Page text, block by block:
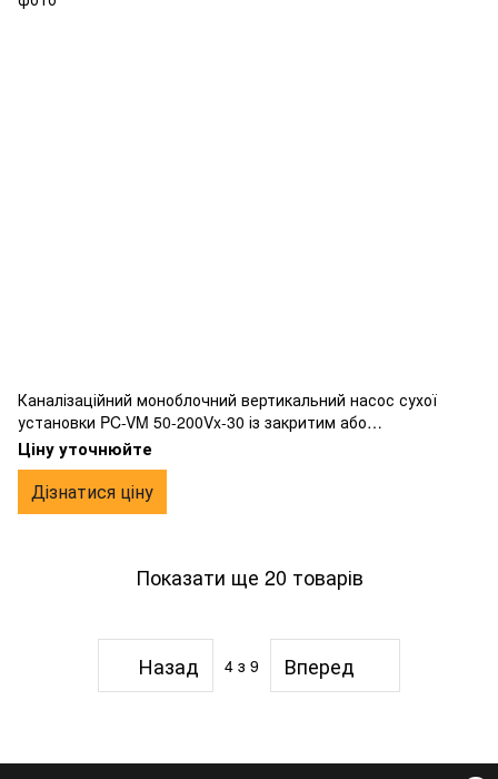
Каналізаційний моноблочний вертикальний насос сухої
установки PC-VM 50-200Vx-30 із закритим або
напіввідкритим робочим колесом вихрового типу,
фланцевим підключенням, виготовлений з чавуну.
Ціну уточнюйте
Дізнатися ціну
Показати ще 20 товарів
Назад 4 з 9 Вперед